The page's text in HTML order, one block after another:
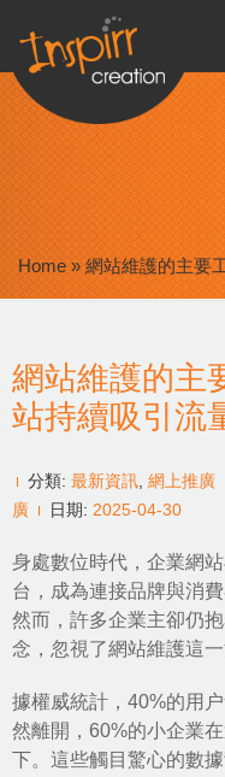
Home » 網站維護的主要
網站維護的主
站持續吸引流
分類: 最新資訊 網上推廣
廣
日期: 2025-04-30
身處數位時代，企業網
台，成為連接品牌與消
然而，許多企業主卻仍
念，忽視了網站維護這
據權威統計，40%的用
然離開，60%的小企業
下。這些觸目驚心的數